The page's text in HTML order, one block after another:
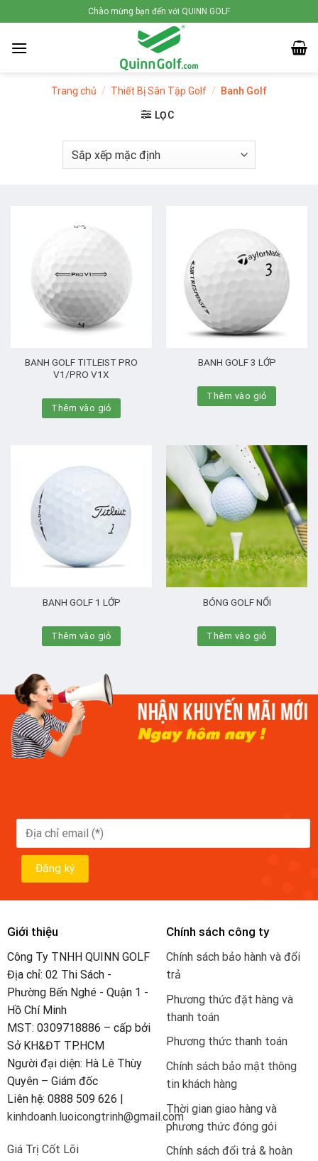
to
content
Chào mừng bạn đến với QUINN GOLF
Trang chủ / Thiết Bị Sân Tập Golf / Banh Golf
LỌC
BANH GOLF TITLEIST PRO
V1/PRO V1X
Thêm vào giỏ
BANH GOLF 3 LỚP
Thêm vào giỏ
BANH GOLF 1 LỚP
Thêm vào giỏ
BÓNG GOLF NỔI
Thêm vào giỏ
Giới thiệu
Công Ty TNHH QUINN GOLF
Địa chỉ: 02 Thi Sách -
Phường Bến Nghé - Quận 1 -
Hồ Chí Minh
MST: 0309718886 – cấp bởi
Sở KH&ĐT TP.HCM
Người đại diện: Hà Lê Thùy
Quyên – Giám đốc
Liên hệ: 0888 509 626 |
kinhdoanh.luoicongtrinh@gmail.com
Giá Trị Cốt Lõi
Chính sách công ty
Chính sách bảo hành và đổi
trả
Phương thức đặt hàng và
thanh toán
Phương thức thanh toán
Chính sách bảo mật thông
tin khách hàng
Thời gian giao hàng và
phương thức đóng gói
Chính sách đổi trả & hoàn